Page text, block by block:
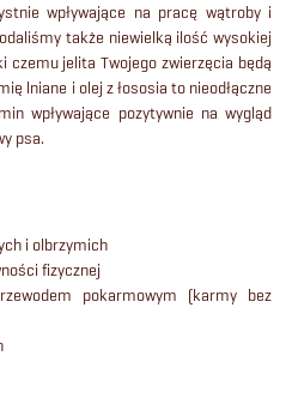
wpływające na pracę wątroby i
także niewielką ilość wysokiej
czemu jelita Twojego zwierzęcia będą
lniane i olej z łososia to nieodłączne
wpływające pozytywnie na wygląd
psa.
i olbrzymich
fizycznej
pokarmowym (karmy bez